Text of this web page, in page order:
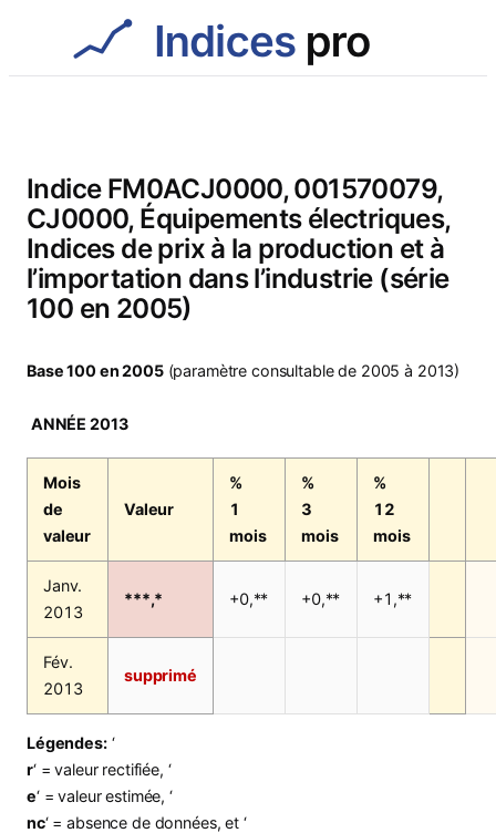
Indice FM0ACJ0000, 001570079,
CJ0000, Équipements électriques,
Indices de prix à la production et à
l’importation dans l’industrie (série
100 en 2005)
Base 100 en 2005(paramètre consultable de 2005 à 2013)
ANNÉE 2013
Mois
de
valeur
Valeur
%
1
mois
%
3
mois
%
12
mois
Janv.
2013
***,* +0,** +0,** +1,**
Fév.
2013
supprimé
Légendes:‘
r‘ = valeur rectifiée, ‘
e‘ = valeur estimée, ‘
nc‘ = absence de données, et ‘